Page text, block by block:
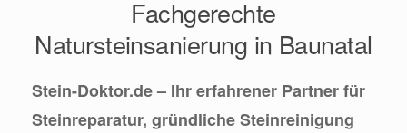
Fachgerechte
Natursteinsanierung in Baunatal
Stein-Doktor.de – Ihr erfahrener Partner für
Steinreparatur, gründliche Steinreinigung